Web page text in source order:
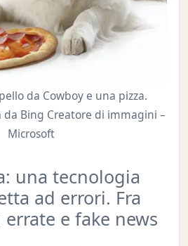
da Cowboy e una pizza.
Bing Creatore di immagini –
Microsoft
una tecnologia
ad errori. Fra
e fake news